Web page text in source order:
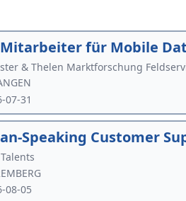
für Mobile
& Thelen Marktforschung
07-31
Speaking Customer
08-05